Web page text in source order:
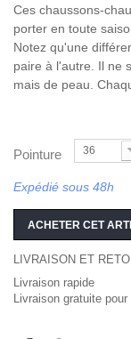
Ces chaussons-
porter en toute
Notez qu'une
paire à l'autre. Il ne
mais de peau.
Pointure 36
Expédié sous 48h
ACHETER CET
LIVRAISON ET
Livraison rapide
Livraison gratuite